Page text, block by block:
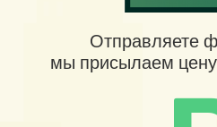
Отправляете
мы присылаем